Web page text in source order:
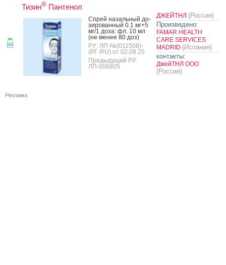
Тизин® Пантенол
Спрей на­заль­ный до­
зиро­ван­ный 0.1 мг+5
мг/1 до­за: фл. 10 мл
(не ме­нее 80 доз)
РУ: ЛП-№(011508)-
(РГ-RU) от 02.09.25
Предыдущий РУ:
ЛП-006805
ДЖЕЙТНЛ (Россия)
Произведено:
FAMAR HEALTH
CARE SERVICES
MADRID (Испания)
контакты:
ДжейТНЛ ООО
(Россия)
Реклама